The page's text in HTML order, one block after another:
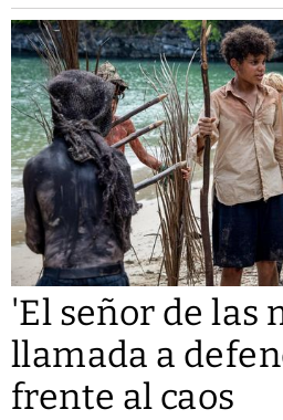
'El señor de las
llamada a
frente al caos